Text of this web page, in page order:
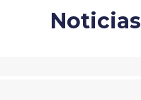
Noticias